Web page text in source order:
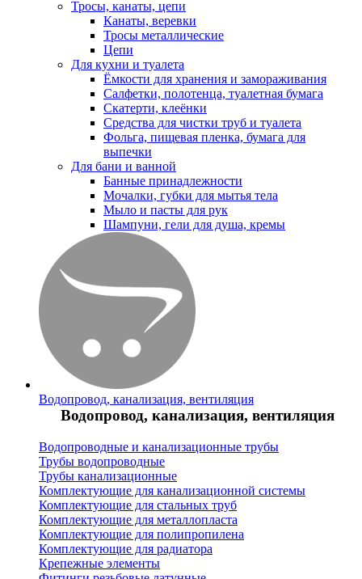
Тросы, канаты, цепи
Канаты, веревки
Тросы металлические
Цепи
Для кухни и туалета
Ёмкости для хранения и замораживания
Салфетки, полотенца, туалетная бумага
Скатерти, клеёнки
Средства для чистки труб и туалета
Фольга, пищевая пленка, бумага для
выпечки
Для бани и ванной
Банные принадлежности
Мочалки, губки для мытья тела
Мыло и пасты для рук
Шампуни, гели для душа, кремы
Водопровод, канализация, вентиляция
Водопровод, канализация, вентиляция
Водопроводные и канализационные трубы
Трубы водопроводные
Трубы канализационные
Комплектующие для канализационной системы
Комплектующие для стальных труб
Комплектующие для металлопласта
Комплектующие для полипропилена
Комплектующие для радиатора
Крепежные элементы